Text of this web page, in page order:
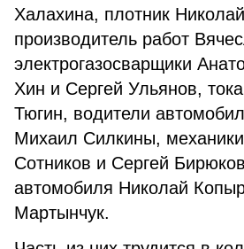
Халахина, плотник
производитель работ
электрогазосварщики
Хин и Сергей Ульянов,
Тюгин, водители
Михаил Силкины,
Сотников и Сергей
автомобиля Николай
Мартынчук.